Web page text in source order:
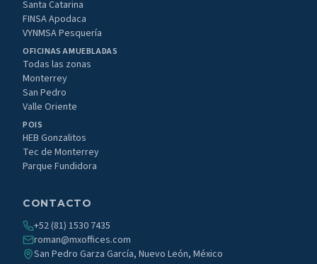
Santa Catarina
FINSA Apodaca
VYNMSA Pesquería
OFICINAS AMUEBLADAS
Todas las zonas
Monterrey
San Pedro
Valle Oriente
POIS
HEB Gonzalitos
Tec de Monterrey
Parque Fundidora
CONTACTO
+52 (81) 1530 7435
roman@mxoffices.com
San Pedro Garza García, Nuevo León, México